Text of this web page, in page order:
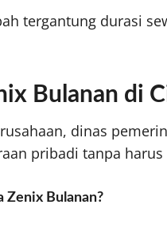
tergantung durasi
Bulanan di
dinas
pribadi tanpa
Zenix Bulanan?